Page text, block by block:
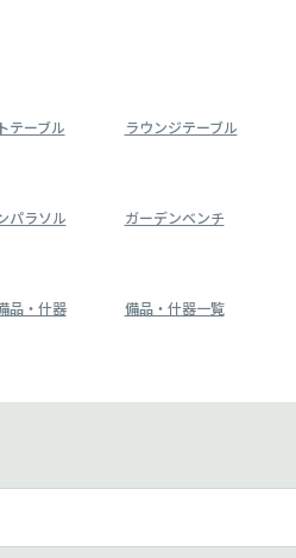
テーブル ラウンジテーブル
パラソル ガーデンベンチ
品・什器 備品・什器一覧